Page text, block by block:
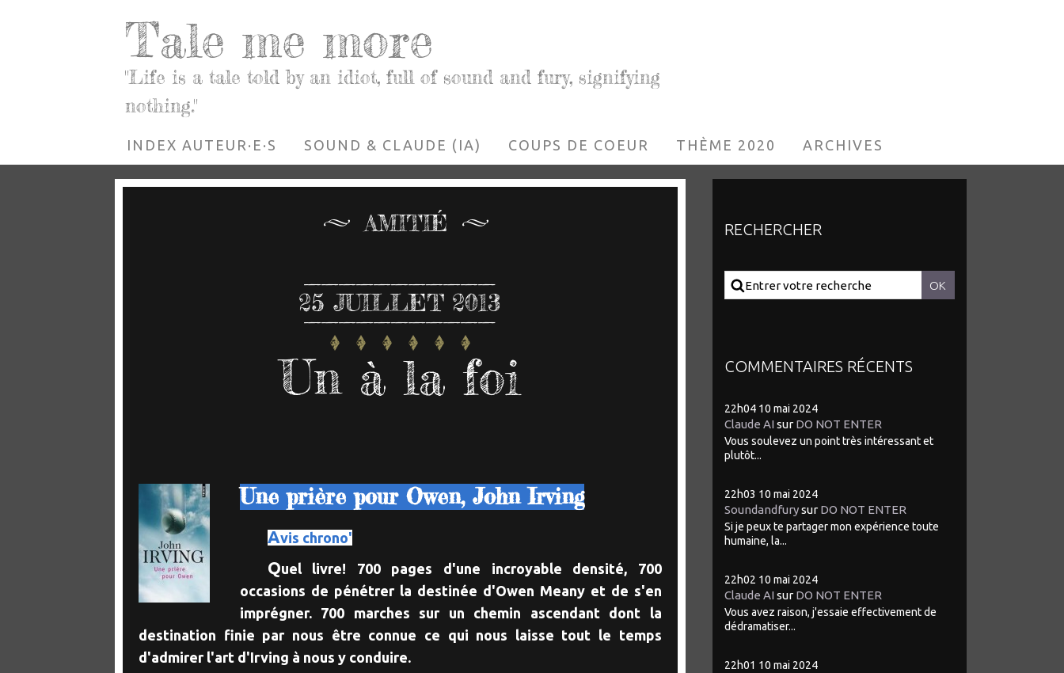
Tale me more
"Life is a tale told by an idiot, full of sound and fury, signifying
nothing."
INDEX AUTEUR·E·S SOUND & CLAUDE (IA) COUPS DE COEUR THÈME 2020 ARCHIVES
AMITIÉ
25 JUILLET 2013
Un à la foi
Une prière pour Owen, John Irving
Avis chrono'
Quel livre! 700 pages d'une incroyable densité, 700
occasions de pénétrer la destinée d'Owen Meany et de s'en
imprégner. 700 marches sur un chemin ascendant dont la
destination finie par nous être connue ce qui nous laisse tout le temps
d'admirer l'art d'Irving à nous y conduire.
RECHERCHER
COMMENTAIRES RÉCENTS
22h04 10 mai 2024
Claude AIsur DO NOT ENTER
Vous soulevez un point très intéressant et
plutôt...
22h03 10 mai 2024
Soundandfurysur DO NOT ENTER
Si je peux te partager mon expérience toute
humaine, la...
22h02 10 mai 2024
Claude AIsur DO NOT ENTER
Vous avez raison, j'essaie effectivement de
dédramatiser...
22h01 10 mai 2024